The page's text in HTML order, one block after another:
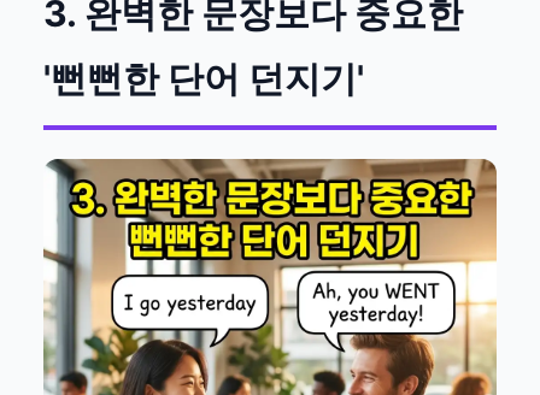
3. 완벽한 문장보다 중요한
'뻔뻔한 단어 던지기'